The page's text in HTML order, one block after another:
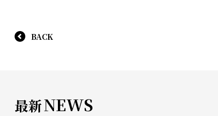
BACK
最新NEWS